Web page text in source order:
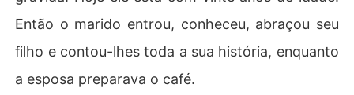
Então o marido entrou, conheceu, abraçou seu
filho e contou-lhes toda a sua história, enquanto
a esposa preparava o café.